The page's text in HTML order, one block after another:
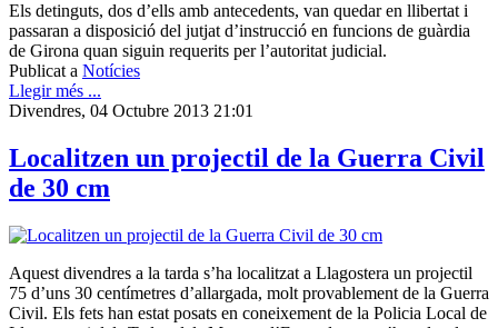
Els detinguts, dos d’ells amb antecedents, van quedar en llibertat i
passaran a disposició del jutjat d’instrucció en funcions de guàrdia
de Girona quan siguin requerits per l’autoritat judicial.
Publicat a Notícies
Llegir més ...
Divendres, 04 Octubre 2013 21:01
Localitzen un projectil de la Guerra Civil
de 30 cm
Aquest divendres a la tarda s’ha localitzat a Llagostera un projectil
75 d’uns 30 centímetres d’allargada, molt provablement de la Guerra
Civil. Els fets han estat posats en coneixement de la Policia Local de